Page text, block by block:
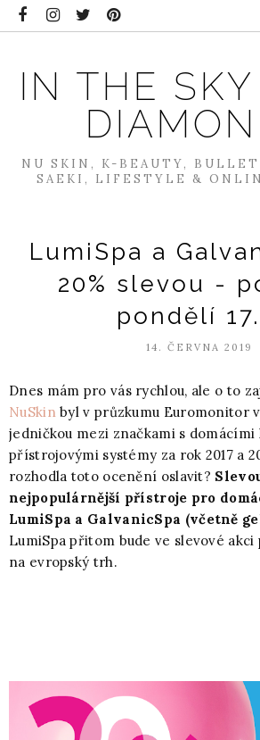
IN THE
NU SKIN, K-BEAUTY,
SAEKI, LIFESTYLE &
LumiSpa a
20% slevou -
pondělí
14. ČERVNA 2019
Dnes mám pro vás rychlou, ale o to
NuSkinbyl v průzkumu Euromonitor
jedničkou mezi značkami s
přístrojovými systémy za rok 2017 a
rozhodla toto ocenění oslavit?
nejpopulárnější přístroje pro
LumiSpa a GalvanicSpa (včetně
LumiSpa přitom bude ve slevové
na evropský trh.